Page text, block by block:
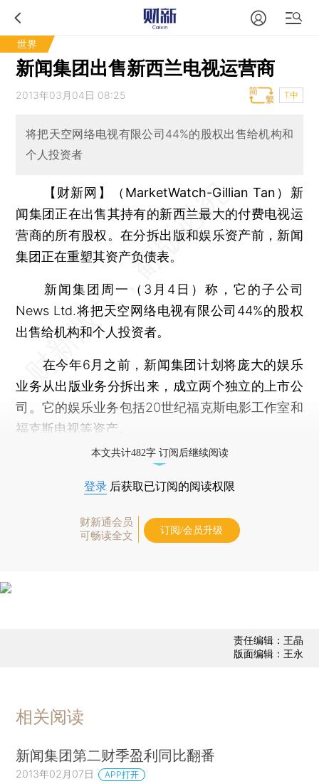
世界
新闻集团出售新西兰电视运营商
2013年03月04日 08:25 T中
将把天空网络电视有限公司44%的股权出售给机构和
个人投资者
【财新网】（MarketWatch-Gillian Tan） 新
闻集团正在出售其持有的新西兰最大的付费电视运
营商的所有股权。在分拆出版和娱乐资产前，新闻
集团正在重塑其资产负债表。
新闻集团周一（3月4日）称，它的子公司
News Ltd.将把天空网络电视有限公司44%的股权
出售给机构和个人投资者。
在今年6月之前，新闻集团计划将庞大的娱乐
业务从出版业务分拆出来，成立两个独立的上市公
司。它的娱乐业务包括20世纪福克斯电影工作室和
福克斯电视等资产。
本文共计482字 订阅后继续阅读
登录 后获取已订阅的阅读权限
财新通会员
可畅读全文
订阅/会员升级
责任编辑：王晶
版面编辑：王永
相关阅读
新闻集团第二财季盈利同比翻番
2013年02月07日 APP打开